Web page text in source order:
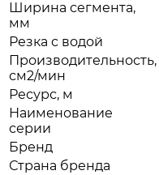
Ширина сегмента,
мм
Резка с водой
Производительность,
см2/мин
Ресурс, м
Наименование
серии
Бренд
Страна бренда